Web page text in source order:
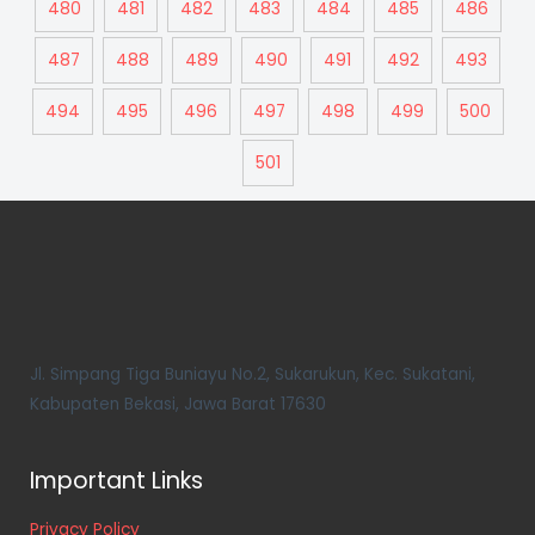
480 481 482 483 484 485 486
487 488 489 490 491 492 493
494 495 496 497 498 499 500
501
Jl. Simpang Tiga Buniayu No.2, Sukarukun, Kec. Sukatani,
Kabupaten Bekasi, Jawa Barat 17630
Important Links
Privacy Policy